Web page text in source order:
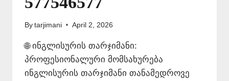
By tarjimani April 2, 2026
🌐 ინგლისურის თარჯიმანი:
პროფესიონალური მომსახურება
ინგლისურის თარჯიმანი თანამედროვე